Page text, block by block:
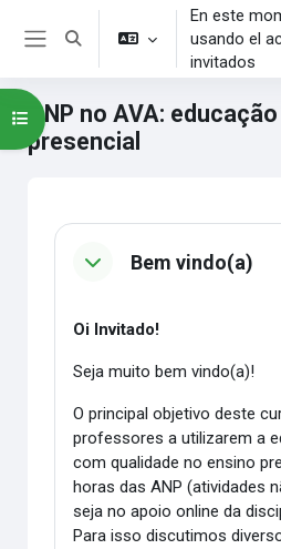
Salta al contenido principal
Selector de búsqueda de
En este
usando el
invitados
ANP no AVA:
presencial
Bloques
Abrir índice del curso
Perfilado de sección
Bem vindo(a)
Oi Invitado!
Seja muito bem vindo(a)!
O principal objetivo deste
professores a utilizarem a
com qualidade no ensino
horas das ANP (atividades
seja no apoio online da
Para isso discutimos